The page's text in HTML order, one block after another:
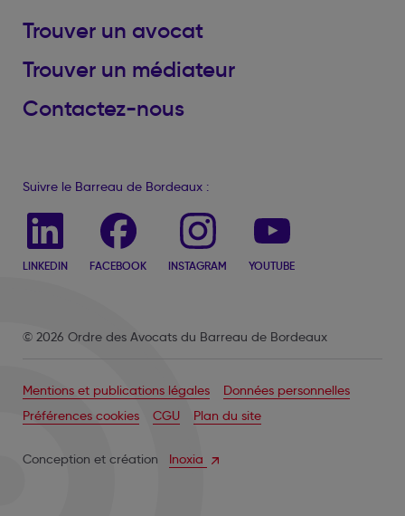
Trouver un avocat
Trouver un médiateur
Contactez-nous
Suivre le Barreau de Bordeaux :
LINKEDIN FACEBOOK INSTAGRAM YOUTUBE
© 2026 Ordre des Avocats du Barreau de Bordeaux
Mentions et publications légales
Données personnelles
Préférences cookies
CGU Plan du site
Conception et création Inoxia